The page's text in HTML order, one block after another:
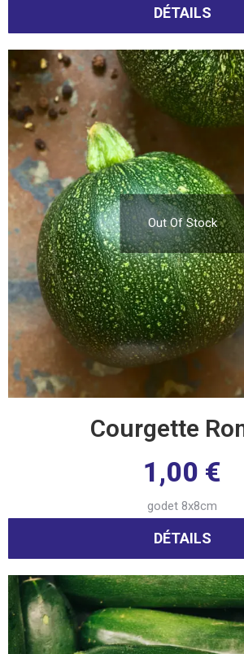
DÉTAILS
Out Of Stock
Courgette
1,00 €
godet 8x8cm
DÉTAILS